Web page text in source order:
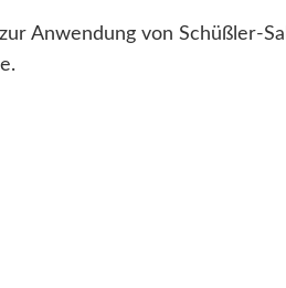
Anwendung von Schüßler-